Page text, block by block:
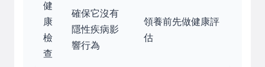
健
康
檢
查
確保它沒有
隱性疾病影
響行為
領養前先做健康評
估